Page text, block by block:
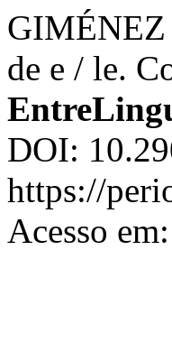
GIMÉNEZ
de e / le.
DOI:
https://
Acesso